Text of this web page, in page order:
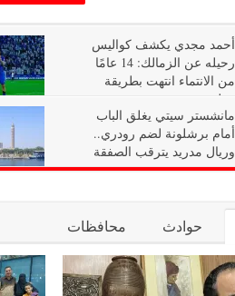
أحمد مجدي يكشف كواليس
رحيله عن الزمالك: 14 عامًا
من الانتماء انتهت بطريقة
مؤلمة
مانشستر سيتي يغلق الباب
أمام برشلونة لضم رودري..
وريال مدريد يترقب الصفقة
حوادث محافظات